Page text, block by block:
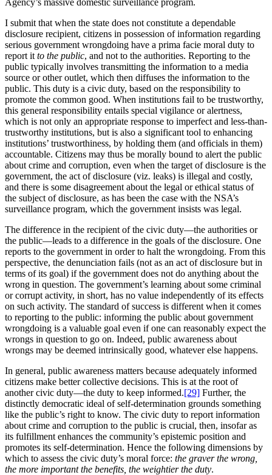
I submit that when the state does not constitute a dependable
disclosure recipient, citizens in possession of information regarding
serious government wrongdoing have a prima facie moral duty to
report it to the public, and not to the authorities. Reporting to the
public typically involves transmitting the information to a media
source or other outlet, which then diffuses the information to the
public. This duty is a civic duty, based on the responsibility to
promote the common good. When institutions fail to be trustworthy,
this general responsibility entails special vigilance or alertness,
which is not only an appropriate response to imperfect and less-than-
trustworthy institutions, but is also a significant tool to enhancing
institutions’ trustworthiness, by holding them (and officials in them)
accountable. Citizens may thus be morally bound to alert the public
about crime and corruption, even when the target of disclosure is the
government, the act of disclosure (viz. leaks) is illegal and costly,
and there is some disagreement about the legal or ethical status of
the subject of disclosure, as has been the case with the NSA’s
surveillance program, which the government insists was legal.
The difference in the recipient of the civic duty—the authorities or
the public—leads to a difference in the goals of the disclosure. One
reports to the government in order to halt the wrongdoing. From this
perspective, the denunciation fails (not as an act of disclosure but in
terms of its goal) if the government does not do anything about the
wrong in question. The government’s learning about some criminal
or corrupt activity, in short, has no value independently of its effects
on such activity. The standard of success is different when it comes
to reporting to the public: informing the public about government
wrongdoing is a valuable goal even if one can reasonably expect the
wrongs in question to go on. Indeed, public awareness about
wrongs may be deemed intrinsically good, whatever else happens.
In general, public awareness matters because adequately informed
citizens make better collective decisions. This is at the root of
another civic duty—the duty to keep informed.[29] Further, the
distinctly democratic ideal of self-determination grounds something
like the public’s right to know. The civic duty to report information
about crime and corruption to the public is crucial, then, insofar as
its fulfillment enhances the community’s epistemic position and
promotes its self-determination. Hence the following dimensions by
which to assess the civic duty’s moral force: the graver the wrong,
the more important the benefits, the weightier the duty.